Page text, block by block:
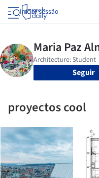
Iniciar sessão
Seguir
proyectos cool